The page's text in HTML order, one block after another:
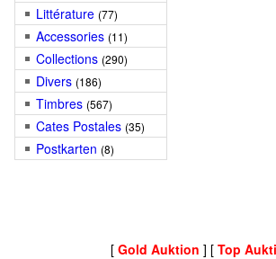
Littérature (77)
Accessories (11)
Collections (290)
Divers (186)
Timbres (567)
Cates Postales (35)
Postkarten (8)
[ Gold Auktion ] [ Top